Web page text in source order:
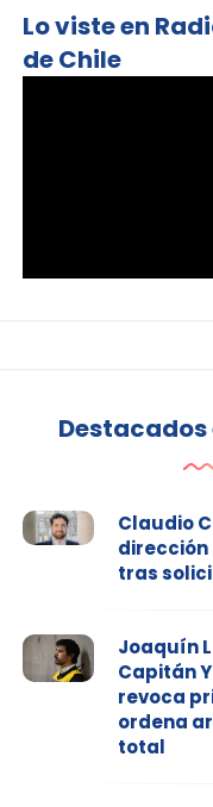
Lo viste en
de Chile
Claudio
dirección
tras
Joaquín
Capitán
revoca
ordena
total